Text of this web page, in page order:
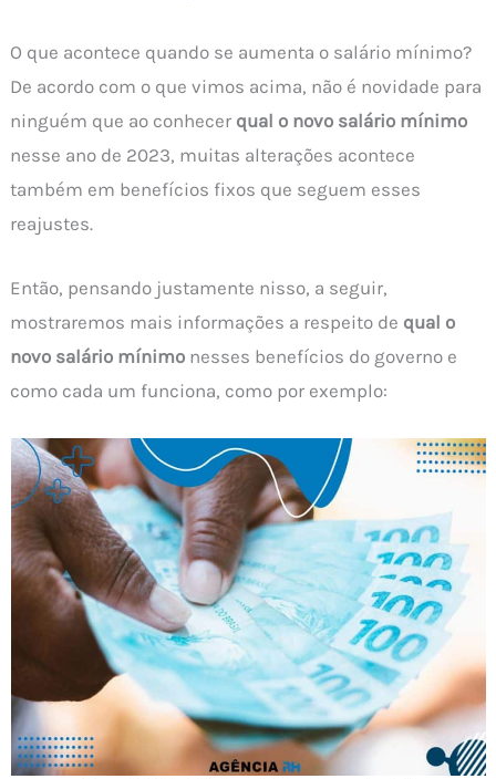
O que acontece quando se aumenta o salário mínimo?
De acordo com o que vimos acima, não é novidade para
ninguém que ao conhecer qual o novo salário mínimo
nesse ano de 2023, muitas alterações acontece
também em benefícios fixos que seguem esses
reajustes.
Então, pensando justamente nisso, a seguir,
mostraremos mais informações a respeito de qual o
novo salário mínimo nesses benefícios do governo e
como cada um funciona, como por exemplo: